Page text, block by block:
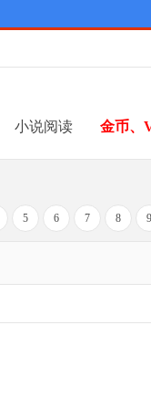
小说阅读 金币、
5 6 7 8 9